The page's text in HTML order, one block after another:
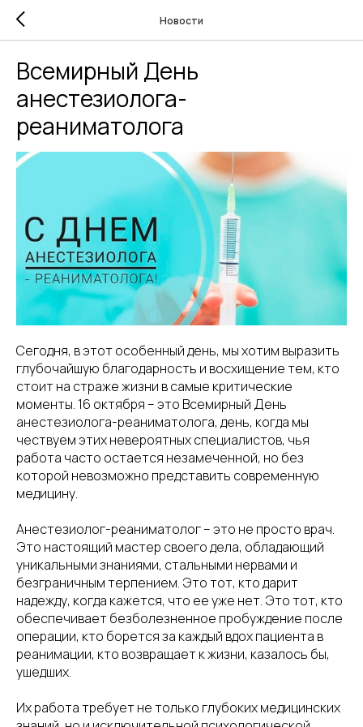
Новости
Всемирный День
анестезиолога-
реаниматолога
Сегодня, в этот особенный день, мы хотим выразить
глубочайшую благодарность и восхищение тем, кто
стоит на страже жизни в самые критические
моменты. 16 октября – это Всемирный День
анестезиолога-реаниматолога, день, когда мы
чествуем этих невероятных специалистов, чья
работа часто остается незамеченной, но без
которой невозможно представить современную
медицину.
Анестезиолог-реаниматолог – это не просто врач.
Это настоящий мастер своего дела, обладающий
уникальными знаниями, стальными нервами и
безграничным терпением. Это тот, кто дарит
надежду, когда кажется, что ее уже нет. Это тот, кто
обеспечивает безболезненное пробуждение после
операции, кто борется за каждый вдох пациента в
реанимации, кто возвращает к жизни, казалось бы,
ушедших.
Их работа требует не только глубоких медицинских